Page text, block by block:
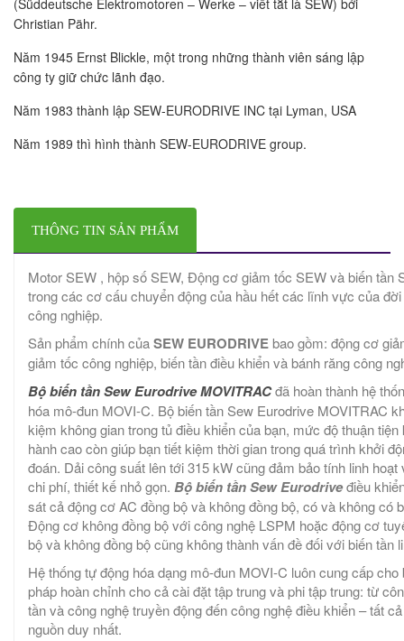
Christian Pähr.
Năm 1945 Ernst Blickle, một trong những thành viên sáng lập
công ty giữ chức lãnh đạo.
Năm 1983 thành lập SEW-EURODRIVE INC tại Lyman, USA
Năm 1989 thì hình thành SEW-EURODRIVE group.
THÔNG TIN SẢN PHẨM
Motor SEW , hộp số SEW, Động cơ giảm tốc SEW và biến tần
trong các cơ cấu chuyển động của hầu hết các lĩnh vực của
công nghiệp.
Sản phẩm chính củaSEW EURODRIVEbao gồm: động cơ
giảm tốc công nghiệp, biến tần điều khiển và bánh răng công
Bộ biến tần Sew Eurodrive MOVITRACđã hoàn thành hệ
hóa mô-đun MOVI-C. Bộ biến tần Sew Eurodrive MOVITRAC
kiệm không gian trong tủ điều khiển của bạn, mức độ thuận tiện
hành cao còn giúp bạn tiết kiệm thời gian trong quá trình khởi
đoán. Dải công suất lên tới 315 kW cũng đảm bảo tính linh hoạt
chi phí, thiết kế nhỏ gọn. Bộ biến tần Sew Eurodriveđiều
sát cả động cơ AC đồng bộ và không đồng bộ, có và không có
Động cơ không đồng bộ với công nghệ LSPM hoặc động cơ
bộ và không đồng bộ cũng không thành vấn đề đối với biến tần
Hệ thống tự động hóa dạng mô-đun MOVI-C luôn cung cấp cho
pháp hoàn chỉnh cho cả cài đặt tập trung và phi tập trung: từ
tần và công nghệ truyền động đến công nghệ điều khiển – tất
nguồn duy nhất.